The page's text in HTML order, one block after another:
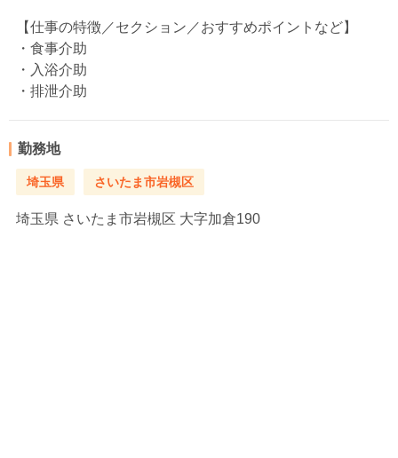
【仕事の特徴／セクション／おすすめポイントなど】
・食事介助
・入浴介助
・排泄介助
勤務地
埼玉県 さいたま市岩槻区
埼玉県 さいたま市岩槻区 大字加倉190